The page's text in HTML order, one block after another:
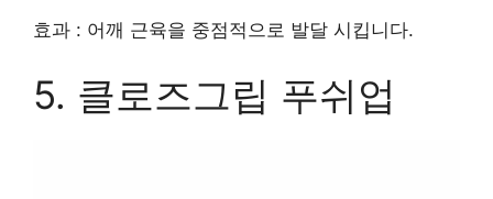
효과 : 어깨 근육을 중점적으로 발달 시킵니다.
5. 클로즈그립 푸쉬업